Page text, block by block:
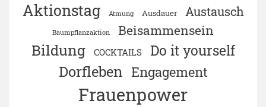
Aktionstag Atmung Ausdauer Austausch
Baumpflanzaktion Beisammensein
Bildung COCKTAILS Do it yourself
Dorfleben Engagement
Frauenpower